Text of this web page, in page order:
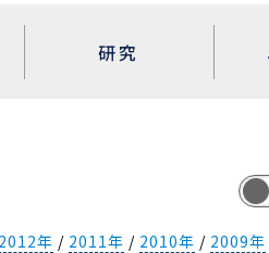
研究
2012年 / 2011年 / 2010年 / 2009年